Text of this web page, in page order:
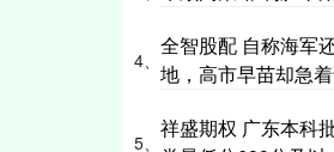
4、
全智股配 自称海军
地，高市早苗却急
5、
祥盛期权 广东本科